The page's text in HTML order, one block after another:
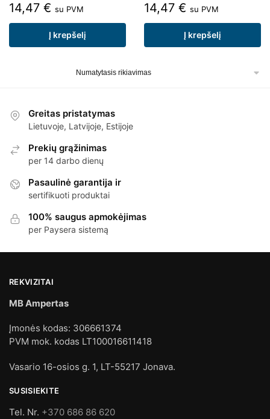
14,47 € su PVM
Į krepšelį
14,47 € su PVM
Į krepšelį
Greitas pristatymas
Lietuvoje, Latvijoje, Estijoje
Prekių grąžinimas
per 14 darbo dienų
Pasaulinė garantija ir
sertifikuoti produktai
100% saugus apmokėjimas
per Paysera sistemą
REKVIZITAI
MB Ampertas
Įmonės kodas: 306661374
PVM mok. kodas LT100016611418
Vasario 16-osios g. 1, LT-55217 Jonava.
SUSISIEKITE
Tel. Nr. +370 686 86 620